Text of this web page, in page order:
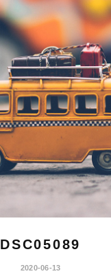
DSC05089
2020-06-13